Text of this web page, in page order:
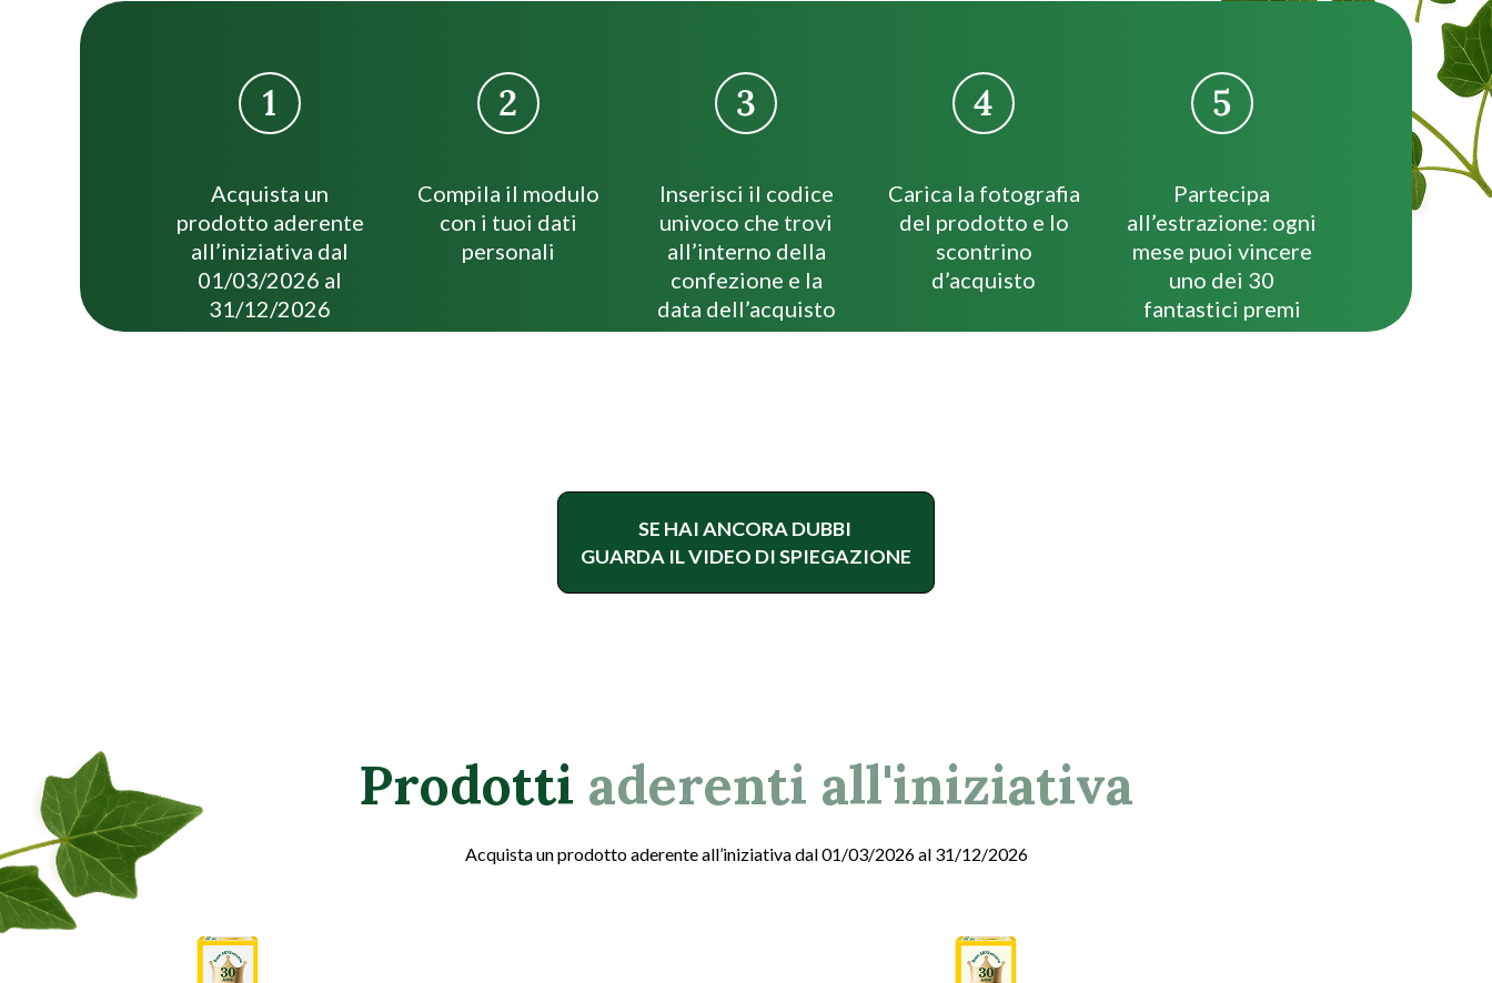
Acquista un
prodotto aderente
all’iniziativa dal
01/03/2026 al
31/12/2026
Compila il modulo
con i tuoi dati
personali
Inserisci il codice
univoco che trovi
all’interno della
confezione e la
data dell’acquisto
Carica la fotografia
del prodotto e lo
scontrino
d’acquisto
Partecipa
all’estrazione: ogni
mese puoi vincere
uno dei 30
fantastici premi
SE HAI ANCORA DUBBI
GUARDA IL VIDEO DI SPIEGAZIONE
Prodotti aderenti all'iniziativa
Acquista un prodotto aderente all’iniziativa dal 01/03/2026 al 31/12/2026